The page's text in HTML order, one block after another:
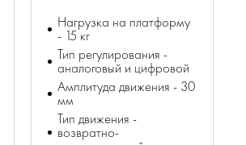
Нагрузка на платформу
- 15 кг
Тип регулирования -
аналоговый и цифровой
Амплитуда движения - 30
мм
Тип движения -
возвратно-